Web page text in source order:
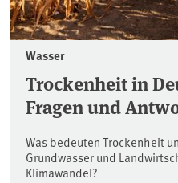
Wasser
Trockenheit in
Fragen und
Was bedeuten Trockenheit
Grundwasser und
Klimawandel?